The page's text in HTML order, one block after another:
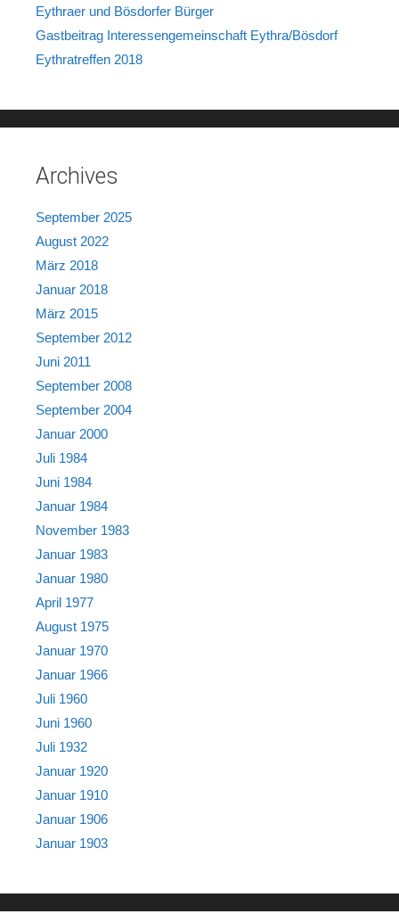
Eythraer und Bösdorfer Bürger
Gastbeitrag Interessengemeinschaft Eythra/Bösdorf
Eythratreffen 2018
Archives
September 2025
August 2022
März 2018
Januar 2018
März 2015
September 2012
Juni 2011
September 2008
September 2004
Januar 2000
Juli 1984
Juni 1984
Januar 1984
November 1983
Januar 1983
Januar 1980
April 1977
August 1975
Januar 1970
Januar 1966
Juli 1960
Juni 1960
Juli 1932
Januar 1920
Januar 1910
Januar 1906
Januar 1903